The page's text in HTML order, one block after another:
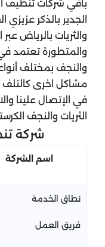
باقي شركات تنظيف
الجدير بالذكر
والثريات بالرياض
والمتطورة تعتمد
والنجف بمختلف
مشاكل اخرى كالتلف
في الإتصال علينا
الثريات والنجف
شركة
اسم الشركة
نطاق الخدمة
فريق العمل